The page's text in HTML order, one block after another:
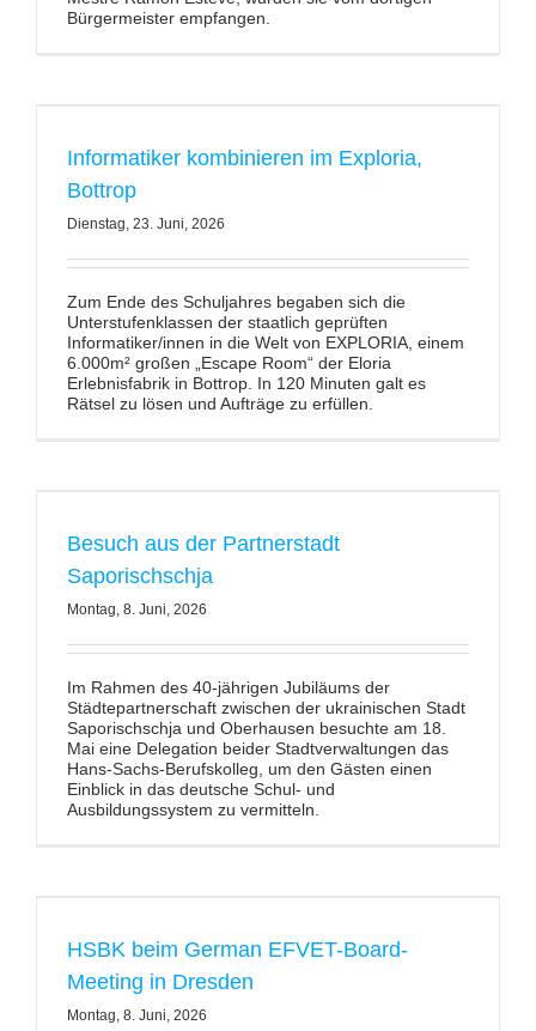
Bürgermeister empfangen.
Informatiker kombinieren im Exploria,
Bottrop
Dienstag, 23. Juni, 2026
Zum Ende des Schuljahres begaben sich die
Unterstufenklassen der staatlich geprüften
Informatiker/innen in die Welt von EXPLORIA, einem
6.000m² großen „Escape Room“ der Eloria
Erlebnisfabrik in Bottrop. In 120 Minuten galt es
Rätsel zu lösen und Aufträge zu erfüllen.
Besuch aus der Partnerstadt
Saporischschja
Montag, 8. Juni, 2026
Im Rahmen des 40-jährigen Jubiläums der
Städtepartnerschaft zwischen der ukrainischen Stadt
Saporischschja und Oberhausen besuchte am 18.
Mai eine Delegation beider Stadtverwaltungen das
Hans-Sachs-Berufskolleg, um den Gästen einen
Einblick in das deutsche Schul- und
Ausbildungssystem zu vermitteln.
HSBK beim German EFVET-Board-
Meeting in Dresden
Montag, 8. Juni, 2026